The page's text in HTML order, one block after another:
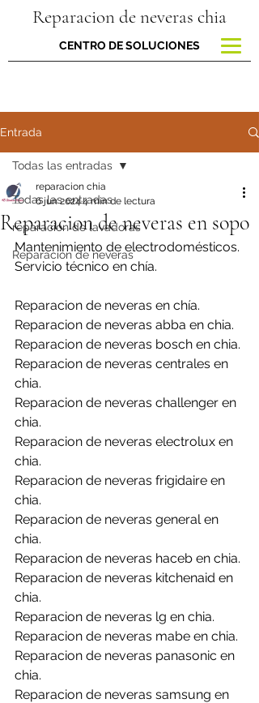
Reparacion de neveras chia
CENTRO DE SOLUCIONES
Entrada
Todas las entradas
reparacion de lavadoras
Reparación de neveras
Todas las entradas
Reparacion de neveras en sopo
reparacion chia
6 jun 20244 min de lectura
Mantenimiento de electrodomésticos.
Servicio técnico en chía.
Reparacion de neveras en chía.
Reparacion de neveras abba en chia.
Reparacion de neveras bosch en chia.
Reparacion de neveras centrales en
chia.
Reparacion de neveras challenger en
chia.
Reparacion de neveras electrolux en
chia.
Reparacion de neveras frigidaire en
chia.
Reparacion de neveras general en
chia.
Reparacion de neveras haceb en chia.
Reparacion de neveras kitchenaid en
chia.
Reparacion de neveras lg en chia.
Reparacion de neveras mabe en chia.
Reparacion de neveras panasonic en
chia.
Reparacion de neveras samsung en